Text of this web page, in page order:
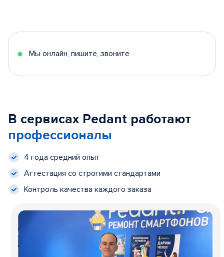
Мы онлайн, пишите, звоните
В сервисах Pedant работают
профессионалы
4 года средний опыт
Аттестация со строгими стандартами
Контроль качества каждого заказа